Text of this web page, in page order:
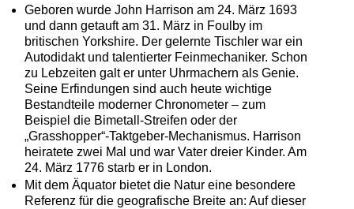
Geboren wurde John Harrison am 24. März 1693
und dann getauft am 31. März in Foulby im
britischen Yorkshire. Der gelernte Tischler war ein
Autodidakt und talentierter Feinmechaniker. Schon
zu Lebzeiten galt er unter Uhrmachern als Genie.
Seine Erfindungen sind auch heute wichtige
Bestandteile moderner Chronometer – zum
Beispiel die Bimetall-Streifen oder der
„Grasshopper“-Taktgeber-Mechanismus. Harrison
heiratete zwei Mal und war Vater dreier Kinder. Am
24. März 1776 starb er in London.
Mit dem Äquator bietet die Natur eine besondere
Referenz für die geografische Breite an: Auf dieser